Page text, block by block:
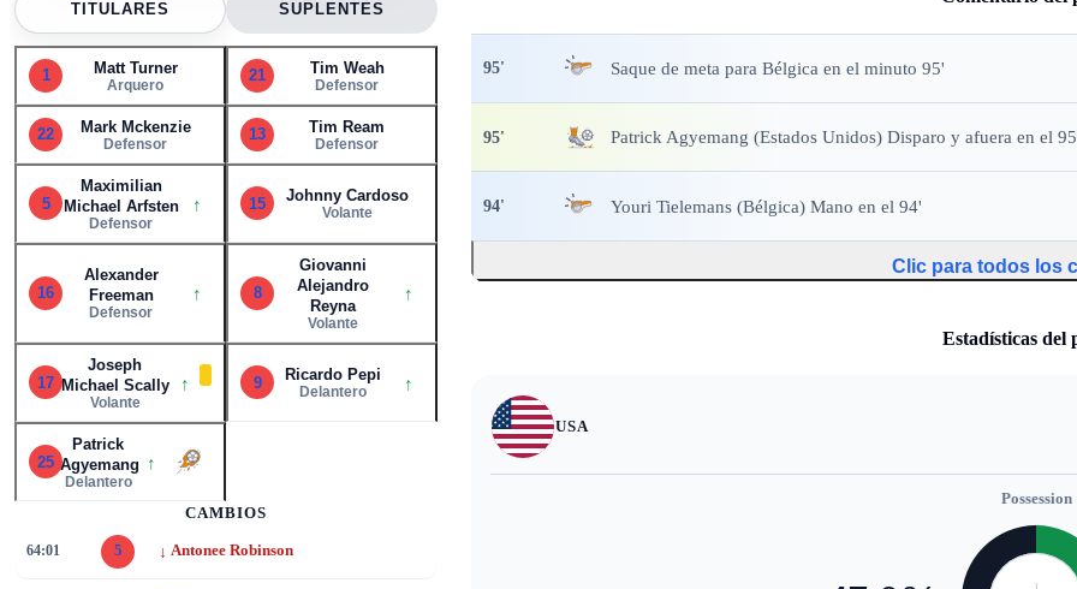
TITULARES SUPLENTES
1 Matt Turner
Arquero
21 Tim Weah
Defensor
22 Mark Mckenzie
Defensor
13 Tim Ream
Defensor
5
Maximilian
Michael Arfsten
Defensor
↑ 15 Johnny Cardoso
Volante
16
Alexander
Freeman
Defensor
↑ 8
Giovanni
Alejandro
Reyna
Volante
↑
17
Joseph
Michael Scally
Volante
↑ 9 Ricardo Pepi
Delantero ↑
25
Patrick
Agyemang
Delantero
↑
CAMBIOS
64:01 5 ↓ Antonee Robinson
95' Saque de meta para Bélgica en el minuto 95'
95' Patrick Agyemang (Estados Unidos) Disparo y afuera en el
94' Youri Tielemans (Bélgica) Mano en el 94'
Clic para todos los
Estadísticas del
USA
Possession